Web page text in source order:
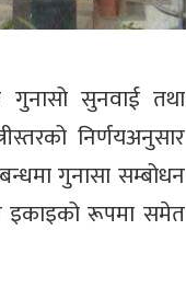
गुनासो सुनवाई तथा
निर्णयअनुसार
गुनासा सम्बोधन
इकाइको रूपमा समेत